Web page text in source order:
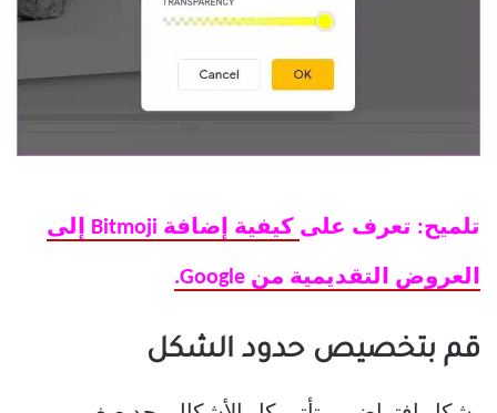
تلميح: تعرف على كيفية إضافة Bitmoji إلى
العروض التقديمية من Google.
قم بتخصيص حدود الشكل